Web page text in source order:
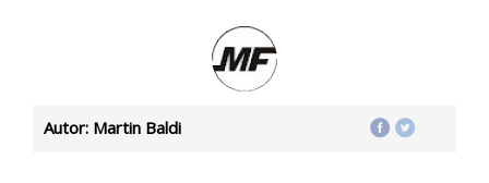
Autor: Martin Baldi